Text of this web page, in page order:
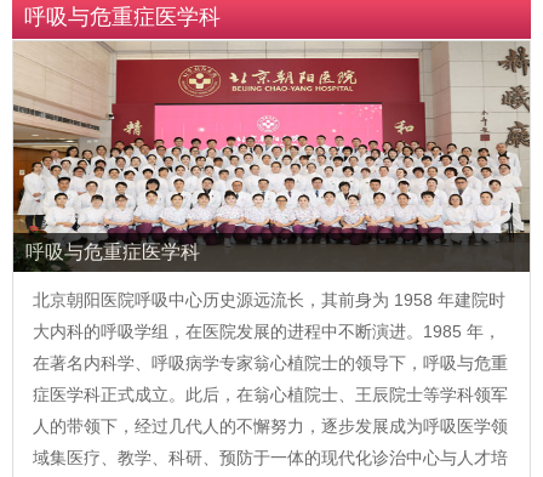
呼吸与危重症医学科
呼吸与危重症医学科
北京朝阳医院呼吸中心历史源远流长，其前身为 1958 年建院时
大内科的呼吸学组，在医院发展的进程中不断演进。1985 年，
在著名内科学、呼吸病学专家翁心植院士的领导下，呼吸与危重
症医学科正式成立。此后，在翁心植院士、王辰院士等学科领军
人的带领下，经过几代人的不懈努力，逐步发展成为呼吸医学领
域集医疗、教学、科研、预防于一体的现代化诊治中心与人才培